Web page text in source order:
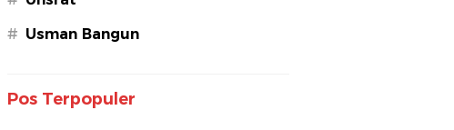
# Usman Bangun
Pos Terpopuler